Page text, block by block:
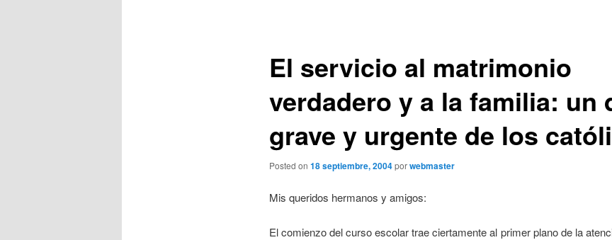
El servicio al matrimonio
verdadero y a la familia: un
grave y urgente de los
Posted on 18 septiembre, 2004porwebmaster
Mis queridos hermanos y amigos:
El comienzo del curso escolar trae ciertamente al primer plano de la